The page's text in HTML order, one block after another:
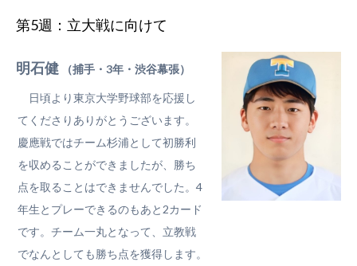
第5週：立大戦に向けて
明石健 （捕手・3年・渋谷幕張）
日頃より東京大学野球部を応援し
てくださりありがとうございます。
慶應戦ではチーム杉浦として初勝利
を収めることができましたが、勝ち
点を取ることはできませんでした。4
年生とプレーできるのもあと2カード
です。チーム一丸となって、立教戦
でなんとしても勝ち点を獲得します。